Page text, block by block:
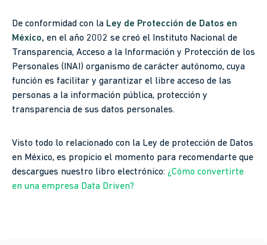
De conformidad con la Ley de Protección de Datos en
México, en el año 2002 se creó el Instituto Nacional de
Transparencia, Acceso a la Información y Protección de los
Personales (INAI) organismo de carácter autónomo, cuya
función es facilitar y garantizar el libre acceso de las
personas a la información pública, protección y
transparencia de sus datos personales.
Visto todo lo relacionado con la Ley de protección de Datos
en México, es propicio el momento para recomendarte que
descargues nuestro libro electrónico: ¿Cómo convertirte
en una empresa Data Driven?